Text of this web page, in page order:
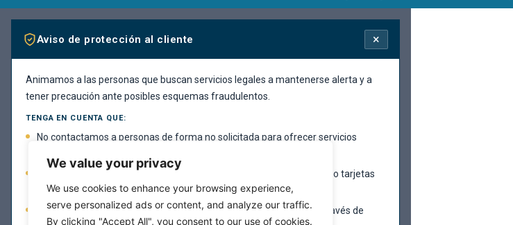
We value your privacy
We use cookies to enhance your browsing experience,
serve personalized ads or content, and analyze our traffic.
By clicking "Accept All", you consent to our use of cookies.
Aviso de protección al cliente ×
Animamos a las personas que buscan servicios legales a mantenerse alerta y a
tener precaución ante posibles esquemas fraudulentos.
TENGA EN CUENTA QUE:
No contactamos a personas de forma no solicitada para ofrecer servicios
Nuestro bufete no solicita pagos mediante métodos inusuales (como tarjetas
de regalo, criptomonedas o transferencias a cuentas personales).
Todas las comunicaciones legítimas de nuestro bufete llegarán a través de